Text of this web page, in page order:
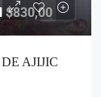
$830,00
AJIJIC